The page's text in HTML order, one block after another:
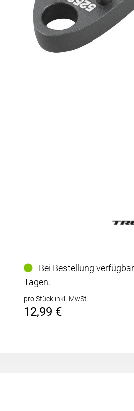
Bei Bestellung
Tagen.
pro Stück inkl. MwSt.
12,99 €